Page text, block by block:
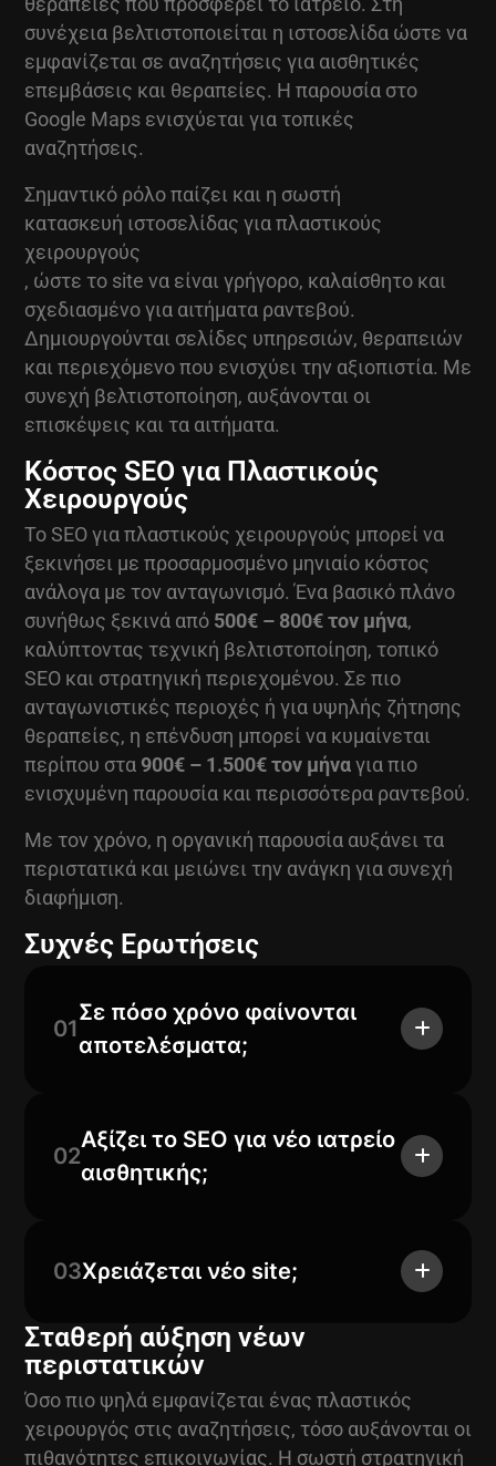
συνέχεια βελτιστοποιείται η ιστοσελίδα ώστε να
εμφανίζεται σε αναζητήσεις για αισθητικές
επεμβάσεις και θεραπείες. Η παρουσία στο
Google Maps ενισχύεται για τοπικές
αναζητήσεις.
Σημαντικό ρόλο παίζει και η σωστή
κατασκευή ιστοσελίδας για πλαστικούς
χειρουργούς
, ώστε το site να είναι γρήγορο, καλαίσθητο και
σχεδιασμένο για αιτήματα ραντεβού.
Δημιουργούνται σελίδες υπηρεσιών, θεραπειών
και περιεχόμενο που ενισχύει την αξιοπιστία. Με
συνεχή βελτιστοποίηση, αυξάνονται οι
επισκέψεις και τα αιτήματα.
Κόστος SEO για Πλαστικούς
Χειρουργούς
Το SEO για πλαστικούς χειρουργούς μπορεί να
ξεκινήσει με προσαρμοσμένο μηνιαίο κόστος
ανάλογα με τον ανταγωνισμό. Ένα βασικό πλάνο
συνήθως ξεκινά από 500€ – 800€ τον μήνα,
καλύπτοντας τεχνική βελτιστοποίηση, τοπικό
SEO και στρατηγική περιεχομένου. Σε πιο
ανταγωνιστικές περιοχές ή για υψηλής ζήτησης
θεραπείες, η επένδυση μπορεί να κυμαίνεται
περίπου στα 900€ – 1.500€ τον μήναγια πιο
ενισχυμένη παρουσία και περισσότερα ραντεβού.
Με τον χρόνο, η οργανική παρουσία αυξάνει τα
περιστατικά και μειώνει την ανάγκη για συνεχή
διαφήμιση.
Συχνές Ερωτήσεις
01
Σε πόσο χρόνο φαίνονται
αποτελέσματα;
02
Αξίζει το SEO για νέο ιατρείο
αισθητικής;
03Χρειάζεται νέο site;
Σταθερή αύξηση νέων
περιστατικών
Όσο πιο ψηλά εμφανίζεται ένας πλαστικός
χειρουργός στις αναζητήσεις, τόσο αυξάνονται οι
πιθανότητες επικοινωνίας. Η σωστή στρατηγική